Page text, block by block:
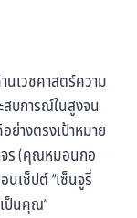
นเวชศาสตร์ความ
บการณ์ในสูงจน
ย่างตรงเป้าหมาย
จร (คุณหมอนกอ
เซ็ปต์ “เซ็นจูรี่
ป็นคุณ”